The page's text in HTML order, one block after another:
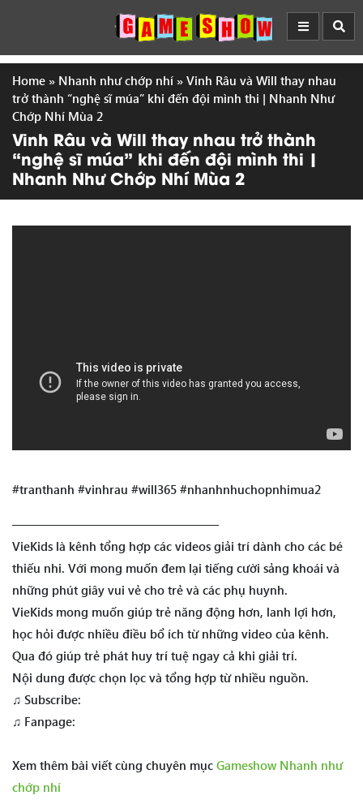
Home » Nhanh như chớp nhí » Vinh Râu và Will thay nhau
trở thành “nghệ sĩ múa” khi đến đội mình thi | Nhanh Như
Chớp Nhí Mùa 2
Vinh Râu và Will thay nhau trở thành
“nghệ sĩ múa” khi đến đội mình thi |
Nhanh Như Chớp Nhí Mùa 2
#tranthanh #vinhrau #will365 #nhanhnhuchopnhimua2
—————————————————
VieKids là kênh tổng hợp các videos giải trí dành cho các bé
thiếu nhi. Với mong muốn đem lại tiếng cười sảng khoái và
những phút giây vui vẻ cho trẻ và các phụ huynh.
VieKids mong muốn giúp trẻ năng động hơn, lanh lợi hơn,
học hỏi được nhiều điều bổ ích từ những video của kênh.
Qua đó giúp trẻ phát huy trí tuệ ngay cả khi giải trí.
Nội dung được chọn lọc và tổng hợp từ nhiều nguồn.
♫ Subscribe:
♫ Fanpage:
Xem thêm bài viết cùng chuyên mục Gameshow Nhanh như
chớp nhí